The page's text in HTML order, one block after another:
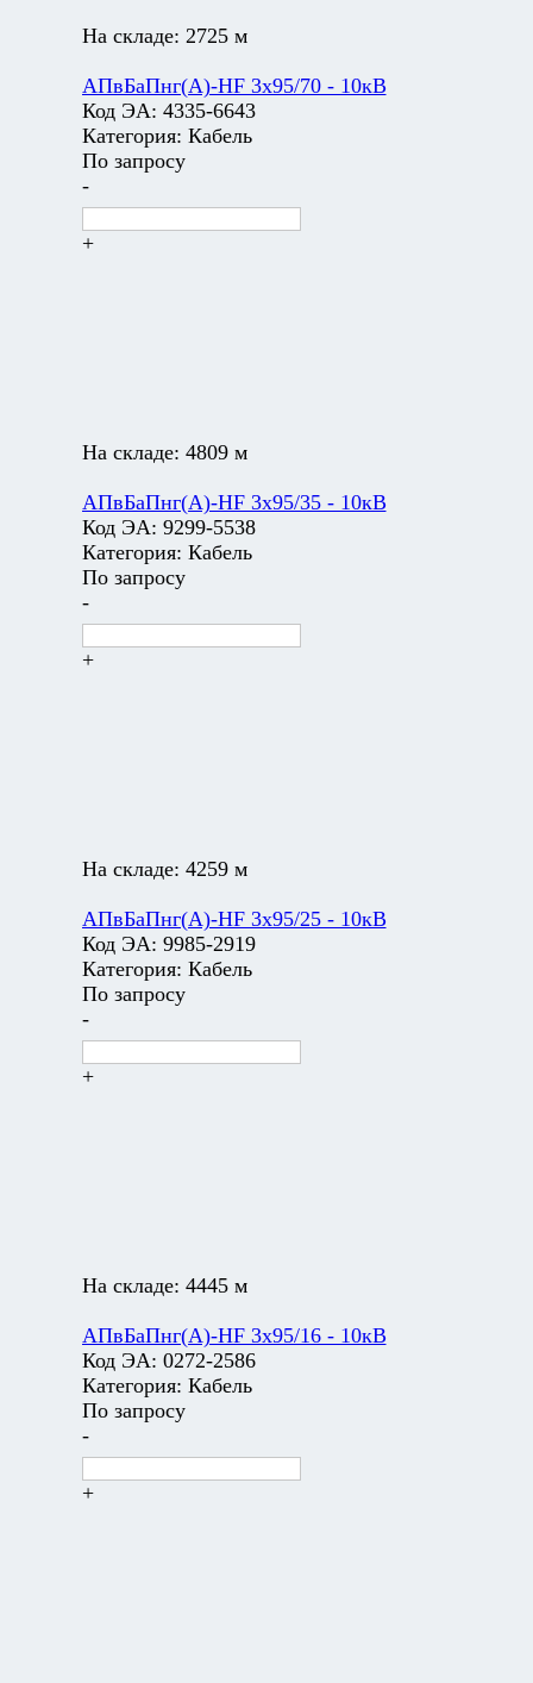
На складе: 2725 м
АПвБаПнг(А)-HF 3х95/70 - 10кВ
Код ЭА: 4335-6643
Категория: Кабель
По запросу
-
+
На складе: 4809 м
АПвБаПнг(А)-HF 3х95/35 - 10кВ
Код ЭА: 9299-5538
Категория: Кабель
По запросу
-
+
На складе: 4259 м
АПвБаПнг(А)-HF 3х95/25 - 10кВ
Код ЭА: 9985-2919
Категория: Кабель
По запросу
-
+
На складе: 4445 м
АПвБаПнг(А)-HF 3х95/16 - 10кВ
Код ЭА: 0272-2586
Категория: Кабель
По запросу
-
+